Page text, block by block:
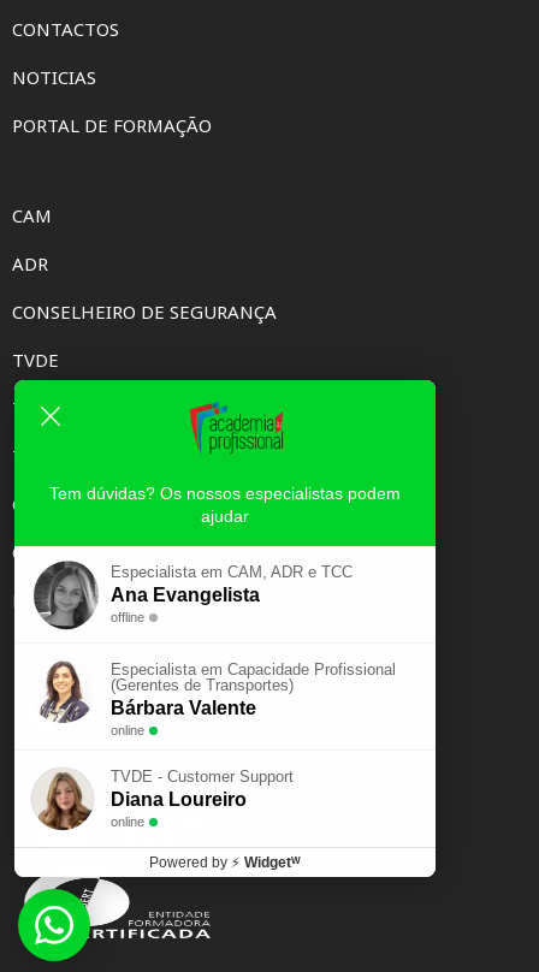
CONTACTOS
NOTICIAS
PORTAL DE FORMAÇÃO
CAM
ADR
CONSELHEIRO DE SEGURANÇA
TVDE
TAXI
TCC
CAPACIDADE PROFISSIONAL
CURSOS E-LEARNING
EXAME PSICOTÉCNICO
Tem dúvidas? Os nossos especialistas podem
ajudar
Especialista em CAM, ADR e TCC
Ana Evangelista
offline
Especialista em Capacidade Profissional
(Gerentes de Transportes)
Bárbara Valente
online
TVDE - Customer Support
Diana Loureiro
online
Powered by ⚡ Widgetᵂ